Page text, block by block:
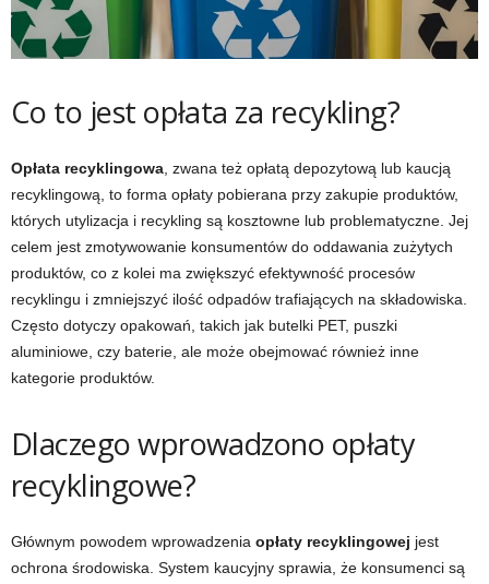
Co to jest opłata za recykling?
Opłata recyklingowa , zwana też opłatą depozytową lub kaucją
recyklingową, to forma opłaty pobierana przy zakupie produktów,
których utylizacja i recykling są kosztowne lub problematyczne. Jej
celem jest zmotywowanie konsumentów do oddawania zużytych
produktów, co z kolei ma zwiększyć efektywność procesów
recyklingu i zmniejszyć ilość odpadów trafiających na składowiska.
Często dotyczy opakowań, takich jak butelki PET, puszki
aluminiowe, czy baterie, ale może obejmować również inne
kategorie produktów.
Dlaczego wprowadzono opłaty
recyklingowe?
Głównym powodem wprowadzenia opłaty recyklingowej jest
ochrona środowiska. System kaucyjny sprawia, że konsumenci są